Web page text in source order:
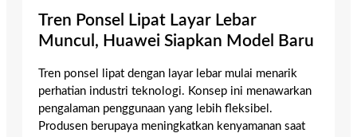
Tren Ponsel Lipat Layar Lebar
Muncul, Huawei Siapkan Model Baru
Tren ponsel lipat dengan layar lebar mulai menarik
perhatian industri teknologi. Konsep ini menawarkan
pengalaman penggunaan yang lebih fleksibel.
Produsen berupaya meningkatkan kenyamanan saat